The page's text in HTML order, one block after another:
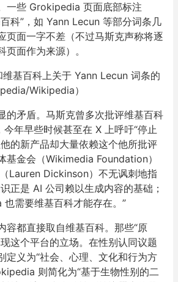
一些 Grokipedia 页面底部标注
科”，如 Yann Lecun 等部分词条几
页面一字不差（不过马斯克声称将逐
页面作为来源）。
基百科上关于 Yann Lecun 词条的
Wikipedia）
的矛盾。马斯克曾多次批评维基百科
今年早些时候甚至在 X 上呼吁“停止
的新产品却大量依赖这个他所批评
基金会（Wikimedia Foundation）
Lauren Dickinson）不无讽刺地指
正是 AI 公司赖以生成内容的基础；
需要维基百科才能存在。”
容都直接取自维基百科。那些“原
这个平台的立场。在性别认同议题
定义为“社会、心理、文化和行为方
则简化为“基于生物性别的二